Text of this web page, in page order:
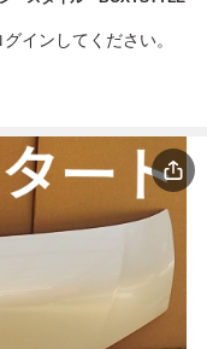
インしてください。